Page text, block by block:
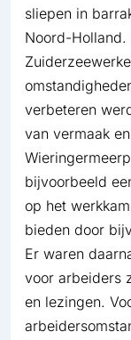
sliepen in
Noord-
verbeteren
van vermaak
bijvoorbeeld
op het
bieden door
Er waren
voor arbeiders
en lezingen.